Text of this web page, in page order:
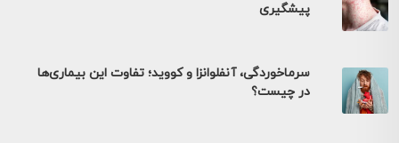
پیشگیری
سرماخوردگی، آنفلوانزا و کووید؛ تفاوت این بیماری‌ها
در چیست؟